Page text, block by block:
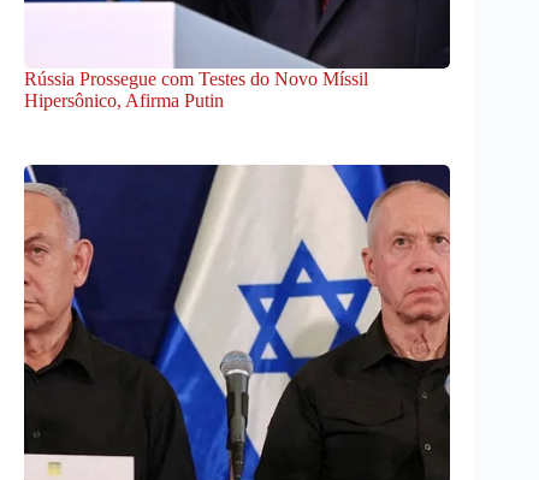
Rússia Prossegue com Testes do Novo Míssil
Hipersônico, Afirma Putin